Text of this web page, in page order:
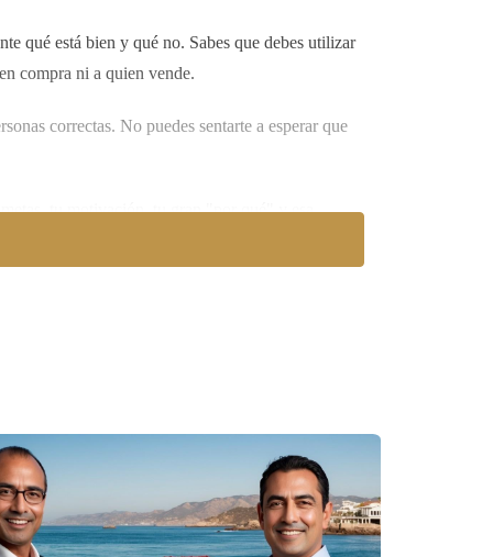
qué está bien y qué no. Sabes que debes utilizar
compra ni a quien vende.
correctas. No puedes sentarte a esperar que
tu motivación, tu gran "por qué" y esa
constantemente. Depende de que tengas
difíciles, sabes que tienen que hacerse.
leer la ley.
(y apréndete de memoria laNOM-247-